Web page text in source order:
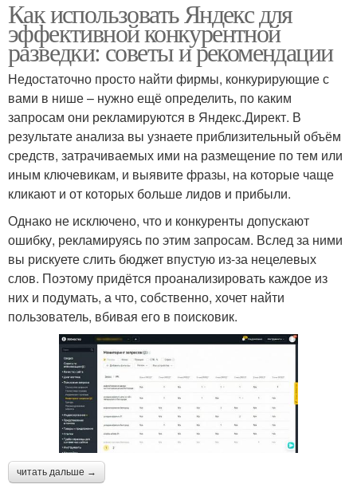
Как использовать Яндекс для
эффективной конкурентной
разведки: советы и рекомендации
Недостаточно просто найти фирмы, конкурирующие с
вами в нише – нужно ещё определить, по каким
запросам они рекламируются в Яндекс.Директ. В
результате анализа вы узнаете приблизительный объём
средств, затрачиваемых ими на размещение по тем или
иным ключевикам, и выявите фразы, на которые чаще
кликают и от которых больше лидов и прибыли.
Однако не исключено, что и конкуренты допускают
ошибку, рекламируясь по этим запросам. Вслед за ними
вы рискуете слить бюджет впустую из-за нецелевых
слов. Поэтому придётся проанализировать каждое из
них и подумать, а что, собственно, хочет найти
пользователь, вбивая его в поисковик.
читать дальше →